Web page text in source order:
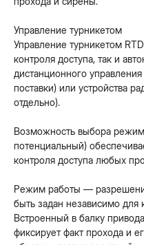
Управление турникетом
Управление турникетом
контроля доступа, так и
дистанционного
поставки) или устройства
отдельно).
Возможность выбора
потенциальный)
контроля доступа любых
Режим работы —
быть задан независимо для
Встроенный в балку
фиксирует факт прохода и